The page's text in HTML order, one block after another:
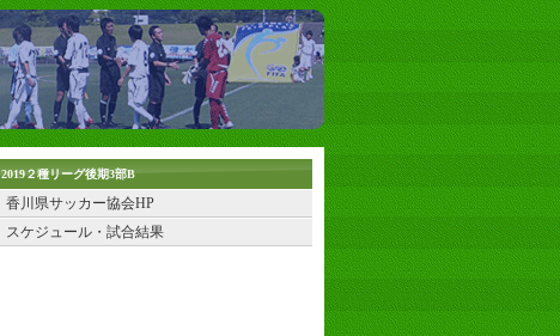
2019２種リーグ後期3部B
香川県サッカー協会HP
スケジュール・試合結果